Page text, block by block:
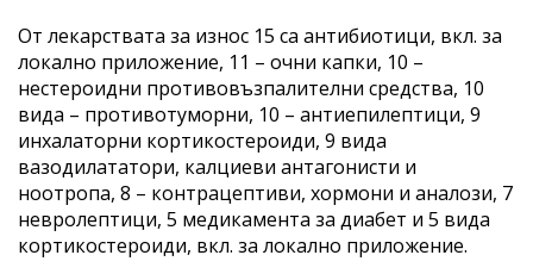
От лекарствата за износ 15 са антибиотици, вкл. за
локално приложение, 11 – очни капки, 10 –
нестероидни противовъзпалителни средства, 10
вида – противотуморни, 10 – антиепилептици, 9
инхалаторни кортикостероиди, 9 вида
вазодилататори, калциеви антагонисти и
ноотропа, 8 – контрацептиви, хормони и аналози, 7
невролептици, 5 медикамента за диабет и 5 вида
кортикостероиди, вкл. за локално приложение.